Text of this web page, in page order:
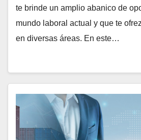
te brinde un amplio abanico de
mundo laboral actual y que te
en diversas áreas. En este…